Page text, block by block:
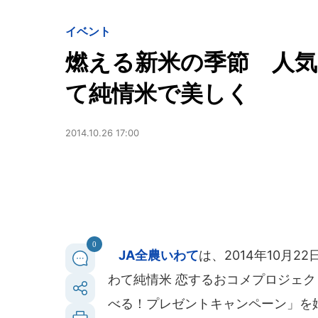
イベント
燃える新米の季節 人
て純情米で美しく
2014.10.26 17:00
0
JA全農いわては、2014年10月22
わて純情米 恋するおコメプロジェ
べる！プレゼントキャンペーン」